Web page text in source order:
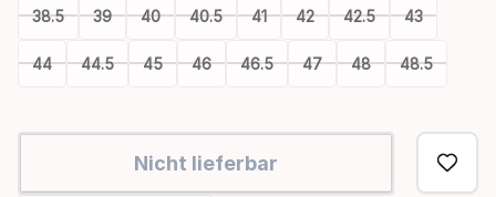
38.5 39 40 40.5 41 42 42.5 43
44 44.5 45 46 46.5 47 48 48.5
select
Nicht lieferbar